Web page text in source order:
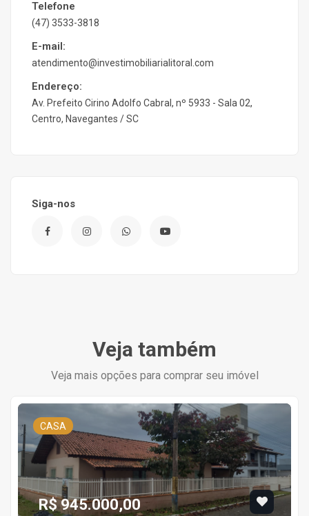
Telefone
(47) 3533-3818
E-mail:
atendimento@investimobiliarialitoral.com
Endereço:
Av. Prefeito Cirino Adolfo Cabral, nº 5933 - Sala 02,
Centro, Navegantes / SC
Siga-nos
Veja também
Veja mais opções para comprar seu imóvel
CASA
R$ 945.000,00